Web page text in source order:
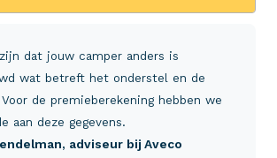
dat jouw camper anders is
wat betreft het onderstel en de
de premieberekening hebben we
aan deze gegevens.
, adviseur bij Aveco
- 20 80 30